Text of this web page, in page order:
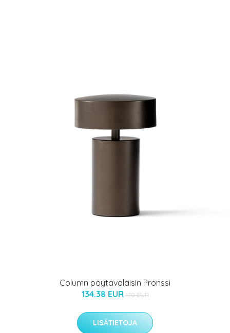
Column pöytävalaisin Pronssi
134.38 EUR 170 EUR
LISÄTIETOJA